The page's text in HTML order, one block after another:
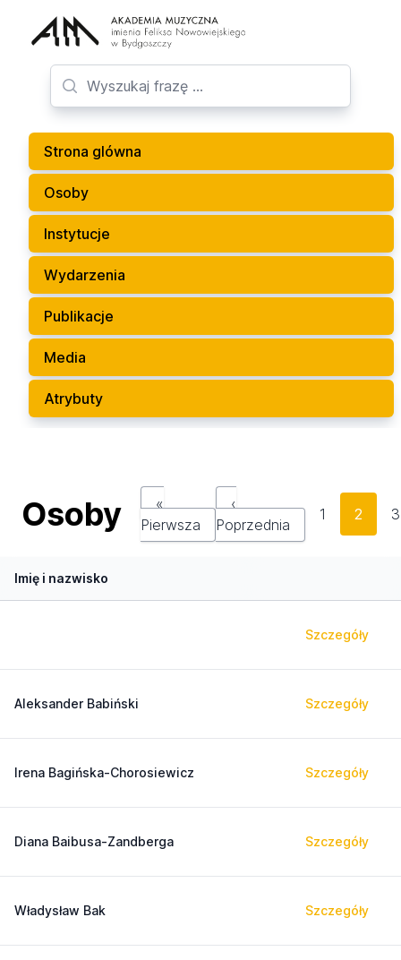
Strona glówna
Osoby
Instytucje
Wydarzenia
Publikacje
Media
Atrybuty
Osoby
«
Pierwsza
‹
Poprzednia
1 2 3
Imię i nazwisko
Szczegóły
Aleksander Babiński Szczegóły
Irena Bagińska-Chorosiewicz Szczegóły
Diana Baibusa-Zandberga Szczegóły
Władysław Bak Szczegóły